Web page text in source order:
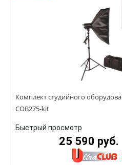
Комплект студийного
COB275-kit
Быстрый просмотр
25 590 руб.